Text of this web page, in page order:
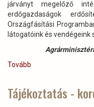
járványt megelőző
erdőgazdaságok
Országfásítási
látogatóink és vendégeink
Tovább
Tájékoztatás -